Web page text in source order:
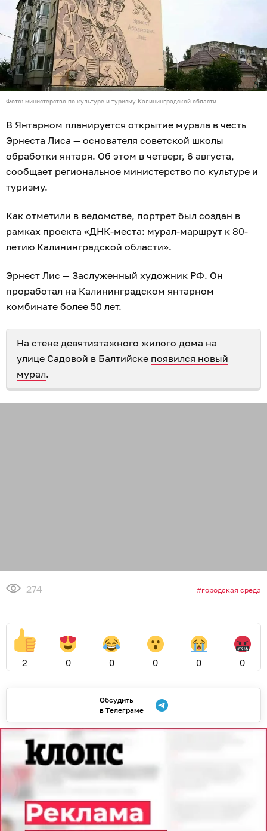
Фото: министерство по культуре и туризму Калининградской области
В Янтарном планируется открытие мурала в честь
Эрнеста Лиса — основателя советской школы
обработки янтаря. Об этом в четверг, 6 августа,
сообщает региональное министерство по культуре и
туризму.
Как отметили в ведомстве, портрет был создан в
рамках проекта «ДНК-места: мурал-маршрут к 80-
летию Калининградской области».
Эрнест Лис — Заслуженный художник РФ. Он
проработал на Калининградском янтарном
комбинате более 50 лет.
На стене девятиэтажного жилого дома на
улице Садовой в Балтийске появился новый
мурал.
274 городская среда
2 0 0 0 0 0
Обсудить
в Телеграме